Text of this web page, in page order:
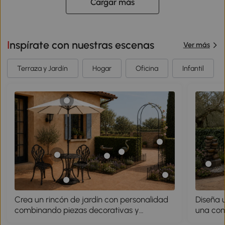
Inspírate con nuestras escenas Ver más
Terraza y Jardín Hogar Oficina Infantil
Crea un rincón de jardín con personalidad
combinando piezas decorativas y
Diseña
una